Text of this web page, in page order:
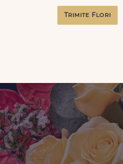
Trimite Flori